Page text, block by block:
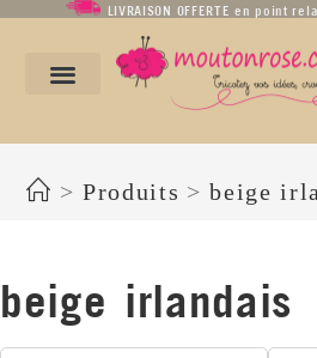
LIVRAISON OFFERTE en point
> Produits > beige
beige irlandais